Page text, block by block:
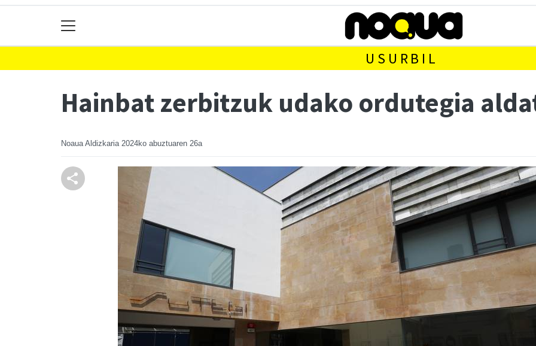
USURBIL
Hainbat zerbitzuk udako ordutegia
Noaua Aldizkaria 2024ko abuztuaren 26a